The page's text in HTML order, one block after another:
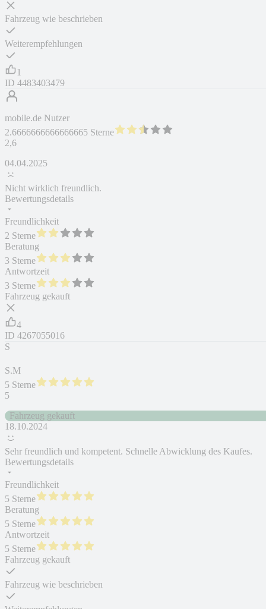
Fahrzeug wie beschrieben
Weiterempfehlungen
1
ID 4483403479
mobile.de Nutzer
2.6666666666666665 Sterne
2,6
04.04.2025
Nicht wirklich freundlich.
Bewertungsdetails
Freundlichkeit
2 Sterne
Beratung
3 Sterne
Antwortzeit
3 Sterne
Fahrzeug gekauft
4
ID 4267055016
S
S.M
5 Sterne
5
Fahrzeug gekauft
18.10.2024
Sehr freundlich und kompetent. Schnelle Abwicklung des Kaufes.
Bewertungsdetails
Freundlichkeit
5 Sterne
Beratung
5 Sterne
Antwortzeit
5 Sterne
Fahrzeug gekauft
Fahrzeug wie beschrieben